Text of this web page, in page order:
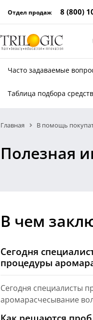
Отдел продаж 8 (800)
Часто задаваемые
Таблица подбора средств
Главная В помощь
Полезная
В чем
Сегодня
процедуры
Сегодня специалисты
аромарасчесывание